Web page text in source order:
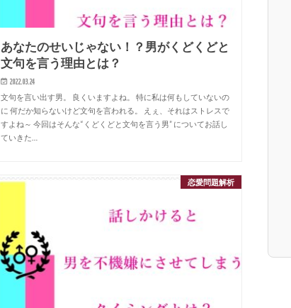
あなたのせいじゃない！？男がくどくどと
文句を言う理由とは？
2022.03.24
文句を言い出す男。 良くいますよね。 特に私は何もしていないの
に 何だか知らないけど文句を言われる。 えぇ、それはストレスで
すよね～ 今回はそんな“くどくどと文句を言う男” についてお話し
ていきた…
恋愛問題解析